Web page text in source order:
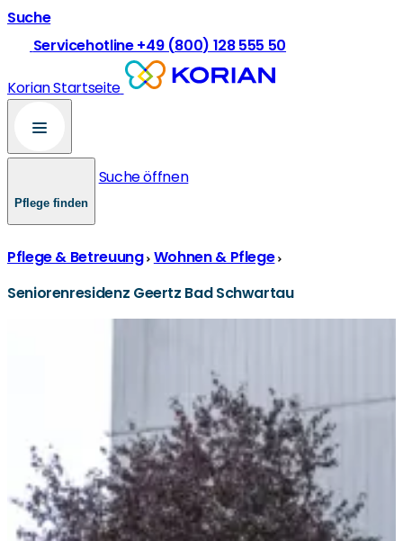
Suche
Servicehotline +49 (800) 128 555 50
Korian Startseite
Pflege finden
Suche öffnen
Pflege & Betreuung Wohnen & Pflege
Seniorenresidenz Geertz Bad Schwartau